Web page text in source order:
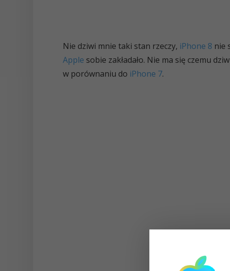
Nie dziwi mnie taki stan rzeczy, iPhone 8 nie
Apple sobie zakładało. Nie ma się czemu
w porównaniu do iPhone 7.